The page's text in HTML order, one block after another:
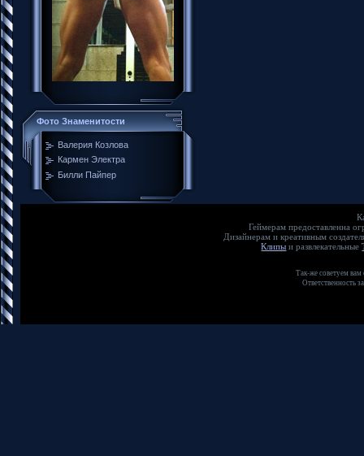
Фото Знаменитости
Валерия Козлова
Кармен Электра
Билли Пайпер
Геймерам предоставленна
Дизайнерам и креативным
Клипы и развлекательные
Так-же советуем
Ответственность